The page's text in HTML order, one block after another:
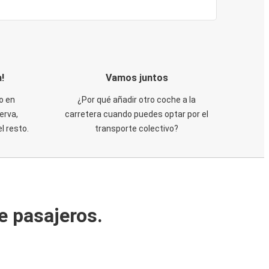
en
resto.
Vamos juntos
¿Por qué añadir otro coche a la
carretera cuando puedes optar por el
transporte colectivo?
pasajeros.